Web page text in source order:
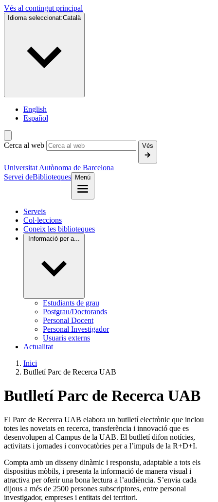
Vés al contingut principal
Idioma seleccionat:Català
English
Español
Cerca al web Vés
Universitat Autònoma de Barcelona
Servei deBiblioteques Menú
Serveis
Col·leccions
Coneix les biblioteques
Informació per a...
Estudiants de grau
Postgrau/Doctorands
Personal Docent
Personal Investigador
Usuaris externs
Actualitat
Inici
Butlletí Parc de Recerca UAB
Butlletí Parc de Recerca UAB
El Parc de Recerca UAB elabora un butlletí electrònic que inclou
totes les novetats en recerca, transferència i innovació que es
desenvolupen al Campus de la UAB. El butlletí difon notícies,
activitats i jornades i convocatòries per a l’impuls de la R+D+I.
Compta amb un disseny dinàmic i responsiu, adaptable a tots els
dispositius mòbils, i presenta la informació de manera visual i
atractiva per oferir una bona lectura a l’audiència. S’envia cada
dijous a més de 2500 persones subscriptores, entre personal
investigador, empreses i entitats del territori.